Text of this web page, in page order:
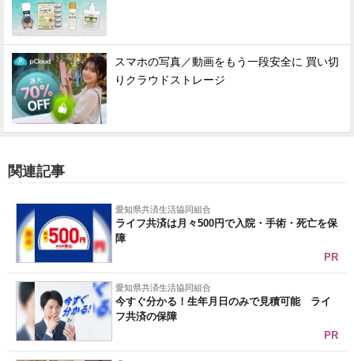
スマホの写真／動画をもう一段安全に 買い切
りクラウドストレージ
関連記事
愛知県共済生活協同組合
ライフ共済は月々500円で入院・手術・死亡を保
障
PR
愛知県共済生活協同組合
今すぐ分かる！生年月日のみで見積可能 ライ
フ共済の保障
PR